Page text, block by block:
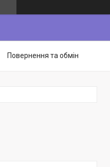
Повернення та обмін